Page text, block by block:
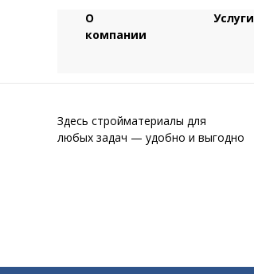
О
компании
Услуги
Здесь стройматериалы для
любых задач — удобно и выгодно